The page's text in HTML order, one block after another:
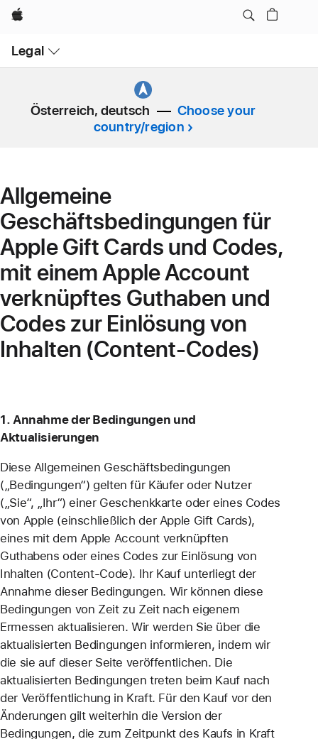
Apple
Legal
Menu
Österreich, deutsch
Choose your
country/region
Allgemeine
Geschäftsbedingungen für
Apple Gift Cards und Codes,
mit einem Apple Account
verknüpftes Guthaben und
Codes zur Einlösung von
Inhalten (Content-Codes)
1. Annahme der Bedingungen und
Aktualisierungen
Diese Allgemeinen Geschäftsbedingungen
(„Bedingungen“) gelten für Käufer oder Nutzer
(„Sie“, „Ihr“) einer Geschenkkarte oder eines Codes
von Apple (einschließlich der Apple Gift Cards),
eines mit dem Apple Account verknüpften
Guthabens oder eines Codes zur Einlösung von
Inhalten (Content-Code). Ihr Kauf unterliegt der
Annahme dieser Bedingungen. Wir können diese
Bedingungen von Zeit zu Zeit nach eigenem
Ermessen aktualisieren. Wir werden Sie über die
aktualisierten Bedingungen informieren, indem wir
die sie auf dieser Seite veröffentlichen. Die
aktualisierten Bedingungen treten beim Kauf nach
der Veröffentlichung in Kraft. Für den Kauf vor den
Änderungen gilt weiterhin die Version der
Bedingungen, die zum Zeitpunkt des Kaufs in Kraft